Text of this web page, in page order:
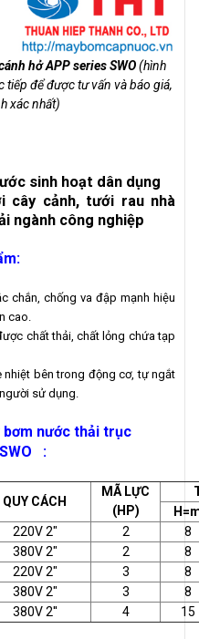
hở APP series SWO(hình
tiếp để được tư vấn và báo giá,
xác nhất)
sinh hoạt dân dụng
cây cảnh, tưới rau nhà
ngành công nghiệp
chắn, chống va đập mạnh hiệu
cao.
chất thải, chất lỏng chứa tạp
nhiệt bên trong động cơ, tự ngắt
sử dụng.
bơm nước thải trục
:
QUY CÁCH
MÃ LỰC
(HP)
220V 2" 2
8
380V 2" 2
8
220V 2" 3
8
380V 2" 3
8
380V 2'' 4 15